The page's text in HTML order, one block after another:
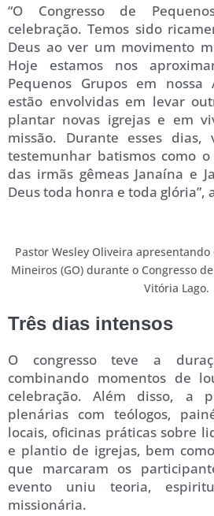
“O Congresso de
celebração. Temos sido
Deus ao ver um movimento
Hoje estamos nos
Pequenos Grupos em nossa
estão envolvidas em levar
plantar novas igrejas e em
missão. Durante esses
testemunhar batismos como
das irmãs gêmeas Janaína e
Deus toda honra e toda glória”,
Pastor Wesley Oliveira apresentando
Mineiros (GO) durante o Congresso
Vitória Lago.
Três dias intensos
O congresso teve a
combinando momentos de
celebração. Além disso, a
plenárias com teólogos,
locais, oficinas práticas sobre
e plantio de igrejas, bem
que marcaram os
evento uniu teoria,
missionária.